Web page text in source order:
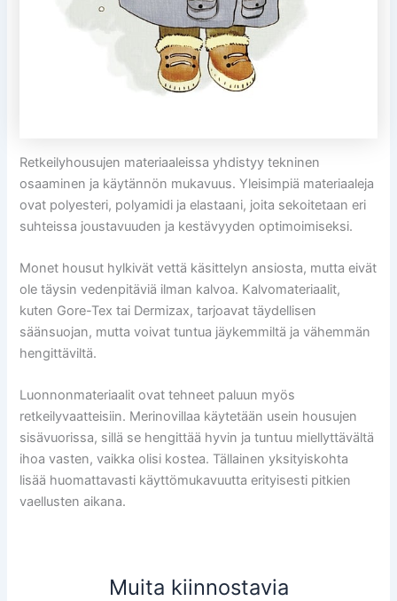
Retkeilyhousujen materiaaleissa yhdistyy tekninen
osaaminen ja käytännön mukavuus. Yleisimpiä materiaaleja
ovat polyesteri, polyamidi ja elastaani, joita sekoitetaan eri
suhteissa joustavuuden ja kestävyyden optimoimiseksi.
Monet housut hylkivät vettä käsittelyn ansiosta, mutta eivät
ole täysin vedenpitäviä ilman kalvoa. Kalvomateriaalit,
kuten Gore-Tex tai Dermizax, tarjoavat täydellisen
säänsuojan, mutta voivat tuntua jäykemmiltä ja vähemmän
hengittäviltä.
Luonnonmateriaalit ovat tehneet paluun myös
retkeilyvaatteisiin. Merinovillaa käytetään usein housujen
sisävuorissa, sillä se hengittää hyvin ja tuntuu miellyttävältä
ihoa vasten, vaikka olisi kostea. Tällainen yksityiskohta
lisää huomattavasti käyttömukavuutta erityisesti pitkien
vaellusten aikana.
Muita kiinnostavia